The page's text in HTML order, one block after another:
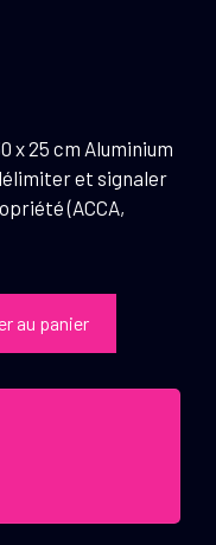
x 25 cm Aluminium
et signaler
(ACCA,
au panier